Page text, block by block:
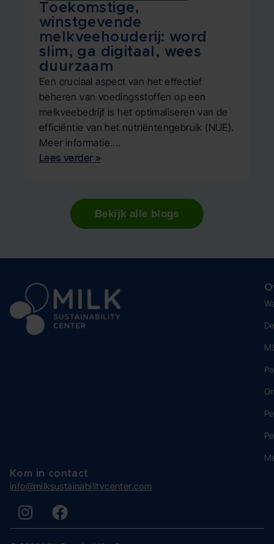
Toekomstige,
winstgevende
melkveehouderij: word
slim, ga digitaal, wees
duurzaam
Een cruciaal aspect van het effectief
beheren van voedingsstoffen op een
melkveebedrijf is het optimaliseren van de
efficiëntie van het nutriëntengebruik (NUE).
Meer informatie....
Lees verder »
Bekijk alle blogs
Kom in contact
info@milksustainabilitycenter.com